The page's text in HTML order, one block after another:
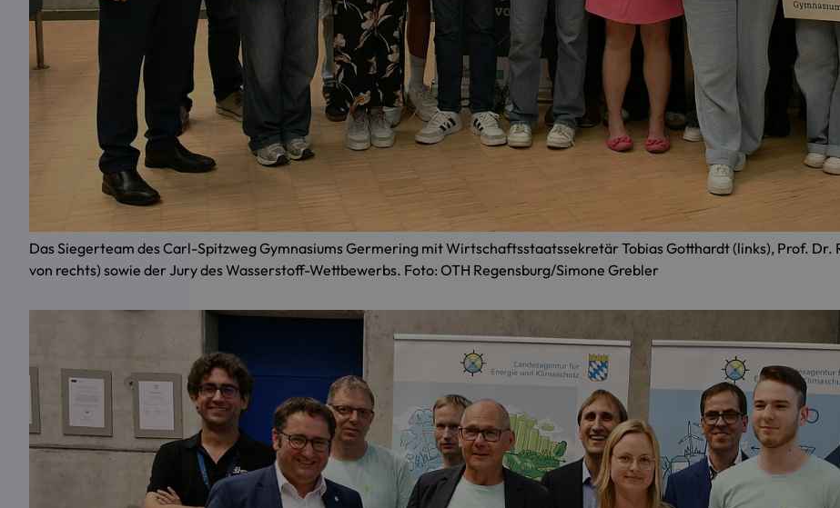
Das Siegerteam des Carl-Spitzweg Gymnasiums Germering mit Wirtschaftsstaatssekretär Tobias Gotthardt (links), Prof. Dr.
von rechts) sowie der Jury des Wasserstoff-Wettbewerbs. Foto: OTH Regensburg/Simone Grebler